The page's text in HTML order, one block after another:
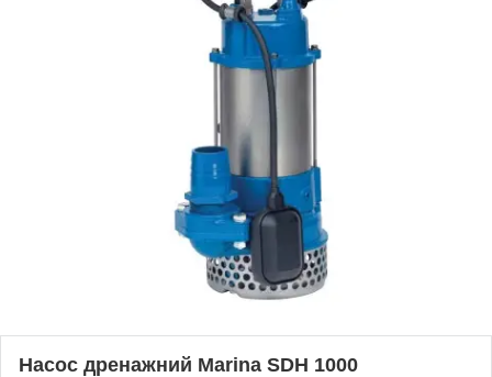
Насос дренажний Marina SDH 1000